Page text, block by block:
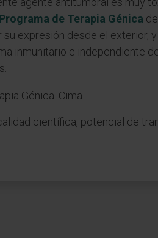
Programa de Terapia Génica
expresión desde el exterior,
inmunitario e independiente
científica, potencial de